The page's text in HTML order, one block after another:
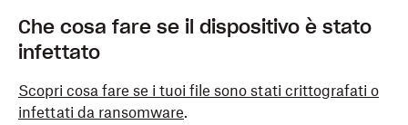
diversa per ogni servizio che utilizzi.
altri servizi che la prevedono.
browser, in modo tale da bloccare il phishing, i
malware e altri siti dannosi in Chrome, Internet
Non appena sono disponibili, installa gli ultimi
provenire da Dropbox inviando un'email all'indirizzo
abuse@dropbox.com.
Se ti imbatti in un tentativo di phishing che si finge
un altro servizio, contatta direttamente il servizio in
Che cosa fare se il dispositivo è stato
infettato
Scopri cosa fare se i tuoi file sono stati crittografati o
infettati da ransomware.